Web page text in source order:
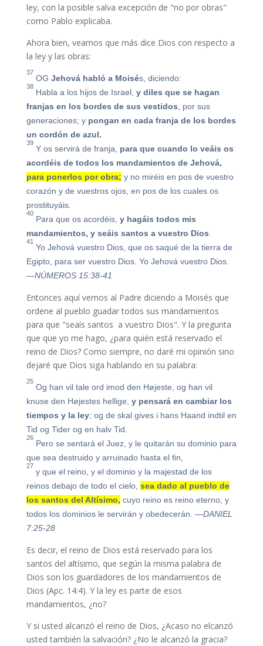
ley, con la posible salva excepción de "no por obras"
como Pablo explicaba.
Ahora bien, veamos que más dice Dios con respecto a
la ley y las obras:
37
OG Jehová habló a Moisés, diciendo:
38
Habla a los hijos de Israel, y diles que se hagan
franjas en los bordes de sus vestidos , por sus
generaciones; ypongan en cada franja de los bordes
un cordón de azul.
39
Y os servirá de franja, para que cuando lo veáis os
acordéis de todos los mandamientos de Jehová,
para ponerlos por obra; y no miréis en pos de vuestro
corazón y de vuestros ojos, en pos de los cuales os
prostituyáis.
40
Para que os acordéis, y hagáis todos mis
mandamientos, y seáis santos a vuestro Dios
41
Yo Jehová vuestro Dios, que os saqué de la tierra de
Egipto, para ser vuestro Dios. Yo Jehová vuestro Dios.
—NÚMEROS 15:38-41
Entonces aquí vemos al Padre diciendo a Moisés que
ordene al pueblo guadar todos sus mandamientos
para que "seaís santos a vuestro Dios". Y la pregunta
que que yo me hago, ¿para quién está reservado el
reino de Dios? Como siempre, no daré mi opinión sino
dejaré que Dios siga hablando en su palabra:
25
Og han vil tale ord imod den Højeste, og han vil
knuse den Højestes hellige, y pensará en cambiar los
tiempos y la ley; og de skal gives i hans Haand indtil en
Tid og Tider og en halv Tid.
26
Pero se sentará el Juez, y le quitarán su dominio para
que sea destruido y arruinado hasta el fin,
27
y que el reino, y el dominio y la majestad de los
reinos debajo de todo el cielo, sea dado al pueblo de
los santos del Altísimo, cuyo reino es reino eterno, y
todos los dominios le servirán y obedecerán. —DANIEL
7:25-28
Es decir, el reino de Dios está reservado para los
santos del altísimo, que según la misma palabra de
Dios son los guardadores de los mandamientos de
Dios (Apc. 14:4). Y la ley es parte de esos
mandamientos, ¿no?
Y si usted alcanzó el reino de Dios, ¿Acaso no elcanzó
usted también la salvación? ¿No le alcanzó la gracia?